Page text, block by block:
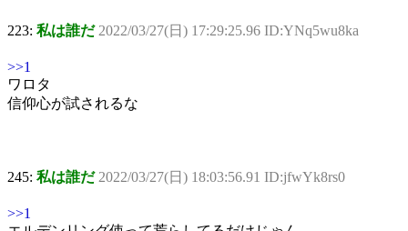
223: 私は誰だ 2022/03/27(日) 17:29:25.96 ID:YNq5wu8ka
>>1
ワロタ
信仰心が試されるな
245: 私は誰だ 2022/03/27(日) 18:03:56.91 ID:jfwYk8rs0
>>1